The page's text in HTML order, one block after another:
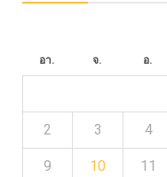
อา. จ. อ.
2 3 4
9 10 11